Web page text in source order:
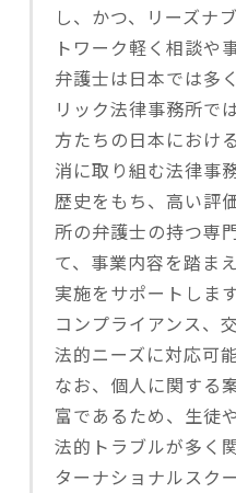
し、かつ、リーズナ
トワーク軽く相談や
弁護士は日本では多
リック法律事務所で
方たちの日本におけ
消に取り組む法律事
歴史をもち、高い評
所の弁護士の持つ専
て、事業内容を踏ま
実施をサポートしま
コンプライアンス、
法的ニーズに対応可能
なお、個人に関する
富であるため、生徒
法的トラブルが多く
ターナショナルスク